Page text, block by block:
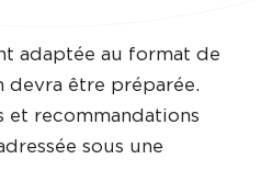
adaptée au format de
devra être préparée.
et recommandations
sous une